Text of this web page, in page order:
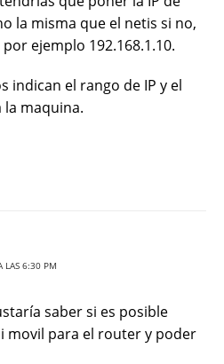
la misma que el netis si no,
ejemplo 192.168.1.10.
indican el rango de IP y el
maquina.
LAS 6:30 PM
saber si es posible
movil para el router y poder